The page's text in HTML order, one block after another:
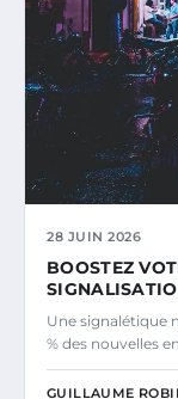
28 JUIN 2026
BOOSTEZ
Une signalétique
% des nouvelles
GUILLAUME